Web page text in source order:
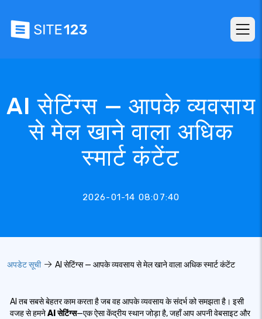
AI सेटिंग्स — आपके व्यवसाय
से मेल खाने वाला अधिक
स्मार्ट कंटेंट
2026-01-14 08:07:40
अपडेट सूची AI सेटिंग्स — आपके व्यवसाय से मेल खाने वाला अधिक स्मार्ट कंटेंट
AI तब सबसे बेहतर काम करता है जब वह आपके व्यवसाय के संदर्भ को समझता है। इसी
वजह से हमनेAI सेटिंग्स—एक ऐसा केंद्रीय स्थान जोड़ा है, जहाँ आप अपनी वेबसाइट और